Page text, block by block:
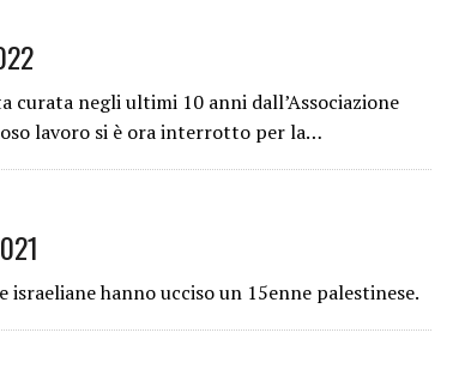
curata negli ultimi 10 anni dall’Associazione
lavoro si è ora interrotto per la…
hanno ucciso un 15enne palestinese.